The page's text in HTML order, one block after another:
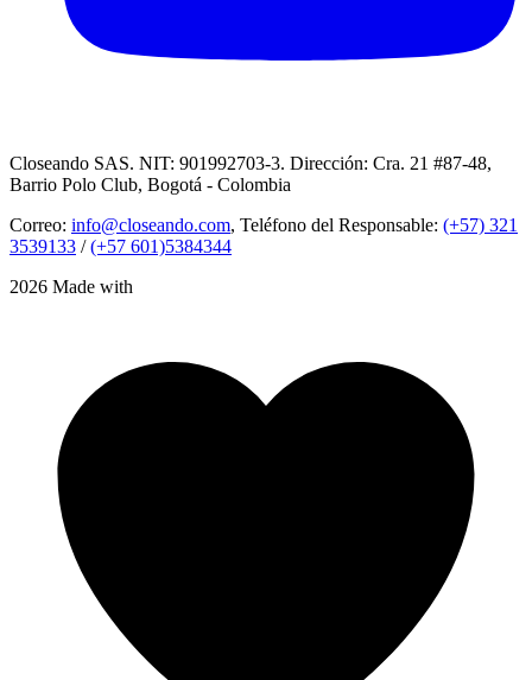
Closeando SAS. NIT: 901992703-3. Dirección: Cra. 21 #87-48,
Barrio Polo Club, Bogotá - Colombia
Correo: info@closeando.com, Teléfono del Responsable: (+57) 321
3539133 /(+57 601)5384344
2026 Made with